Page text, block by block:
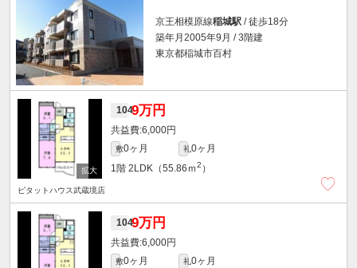
京王相模原線稲城駅 / 徒歩18分
築年月2005年9月 / 3階建
東京都稲城市百村
1049万円
6,000円
敷0ヶ月 礼0ヶ月
1階 2LDK（55.86ｍ2 ）
ピタットハウス武蔵境店
1049万円
6,000円
敷0ヶ月 礼0ヶ月